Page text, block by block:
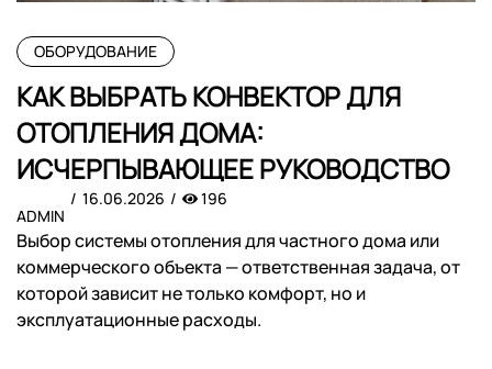
ОБОРУДОВАНИЕ
КАК ВЫБРАТЬ КОНВЕКТОР ДЛЯ
ОТОПЛЕНИЯ ДОМА:
ИСЧЕРПЫВАЮЩЕЕ РУКОВОДСТВО
ADMIN
16.06.2026 196
Выбор системы отопления для частного дома или
коммерческого объекта — ответственная задача, от
которой зависит не только комфорт, но и
эксплуатационные расходы.